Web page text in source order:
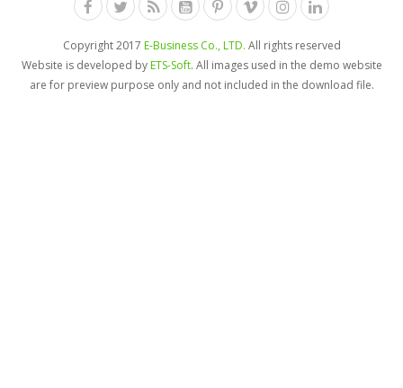
Copyright 2017 E-Business Co., LTD. All rights reserved
Website is developed byETS-Soft. All images used in the demo website
are for preview purpose only and not included in the download file.